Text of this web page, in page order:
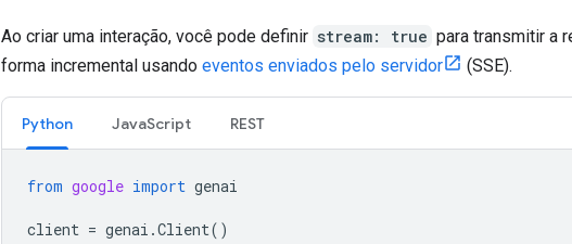
Ao criar uma interação, você pode definir stream: true para transmitir a
forma incremental usando eventos enviados pelo servidor (SSE).
Python JavaScript REST
from google import genai
client = genai .Client()